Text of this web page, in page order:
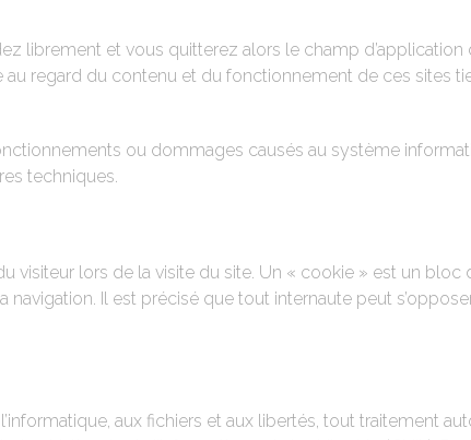
librement et vous quitterez alors le champ d’application
regard du contenu et du fonctionnement de ces sites
ou dommages causés au système
techniques.
visiteur lors de la visite du site. Un « cookie » est un bloc
Il est précisé que tout internaute peut
aux fichiers et aux libertés, tout traitement